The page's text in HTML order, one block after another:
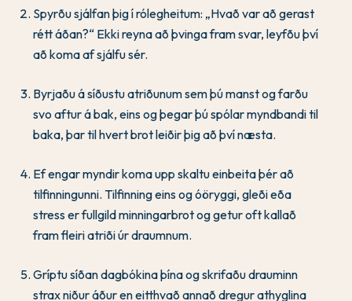
Spyrðu sjálfan þig í rólegheitum: „Hvað var að gerast
rétt áðan?“ Ekki reyna að þvinga fram svar, leyfðu því
að koma af sjálfu sér.
Byrjaðu á síðustu atriðunum sem þú manst og farðu
svo aftur á bak, eins og þegar þú spólar myndbandi til
baka, þar til hvert brot leiðir þig að því næsta.
Ef engar myndir koma upp skaltu einbeita þér að
tilfinningunni. Tilfinning eins og óöryggi, gleði eða
stress er fullgild minningarbrot og getur oft kallað
fram fleiri atriði úr draumnum.
Gríptu síðan dagbókina þína og skrifaðu drauminn
strax niður áður en eitthvað annað dregur athyglina